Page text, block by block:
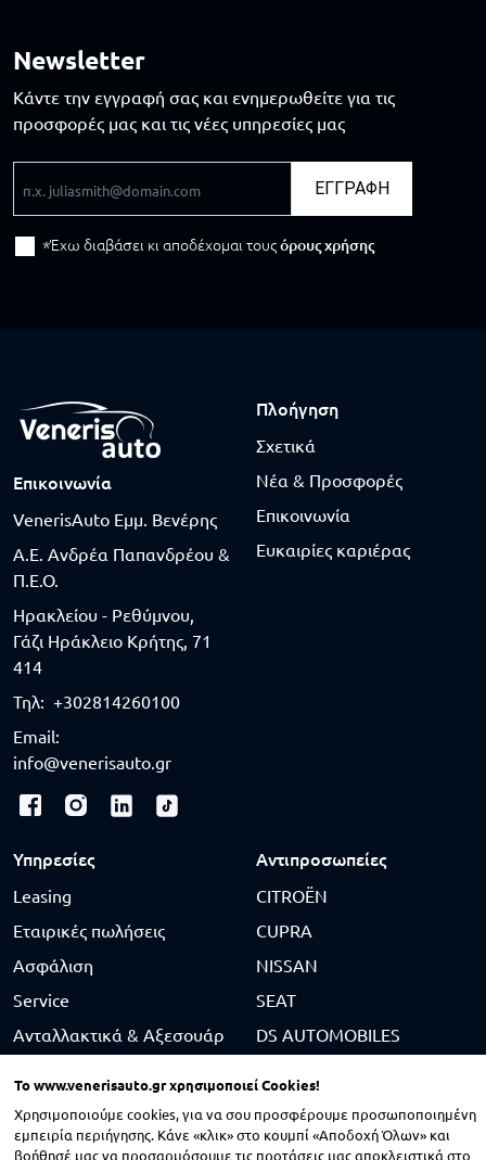
Newsletter
Κάντε την εγγραφή σας και ενημερωθείτε για τις
προσφορές μας και τις νέες υπηρεσίες μας
ΕΓΓΡΑΦΗ
Έχω διαβάσει κι αποδέχομαι τουςόρους χρήσης
Επικοινωνία
VenerisAuto Εμμ. Βενέρης
Α.Ε. Ανδρέα Παπανδρέου &
Π.Ε.Ο.
Ηρακλείου - Ρεθύμνου,
Γάζι Ηράκλειο Κρήτης, 71
414
Τηλ: +302814260100
Email:
info@venerisauto.gr
Πλοήγηση
Σχετικά
Νέα & Προσφορές
Επικοινωνία
Ευκαιρίες καριέρας
Υπηρεσίες
Leasing
Εταιρικές πωλήσεις
Ασφάλιση
Service
Ανταλλακτικά & Αξεσουάρ
Μεταχειρισμένα
Αντιπροσωπείες
CITROËN
CUPRA
NISSAN
SEAT
DS AUTOMOBILES
KGM
Towww.venerisauto.grχρησιμοποιεί Cookies!
Χρησιμοποιούμε cookies, για να σου προσφέρουμε προσωποποιημένη
εμπειρία περιήγησης. Κάνε «κλικ» στο κουμπί «Αποδοχή Όλων» και
βοήθησέ μας να προσαρμόσουμε τις προτάσεις μας αποκλειστικά στο